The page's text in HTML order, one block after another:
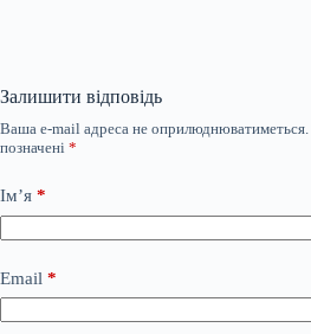
Залишити відповідь
Ваша e-mail адреса не оприлюднюватиметься.
позначені *
Ім’я *
Email *